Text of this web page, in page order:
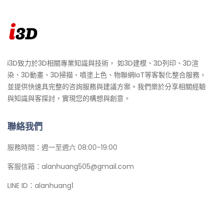
i3D致力於3D相關專業知識與技術， 如3D建模、3D列印、3D渲
染、3D動畫、3D掃描、噴塗上色、物聯網IoT等客製化整合服務，
並提供快速具完整的咨詢服務與建議方案。我們樂於分享相關經驗
與知識與客探討，實現您的構想與創意。
聯絡我們
服務時間：週一至週六 08:00-19:00
客服信箱：alanhuang505@gmail.com
LINE ID：alanhuang1